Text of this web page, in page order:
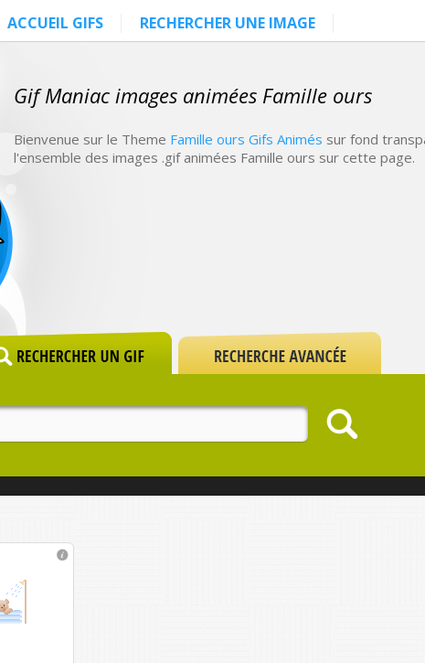
ACCUEIL GIFS RECHERCHER UNE IMAGE
Gif Maniac images animées Famille ours
Bienvenue sur le Theme Famille ours Gifs Animés sur fond
l'ensemble des images .gif animées Famille ours sur cette page.